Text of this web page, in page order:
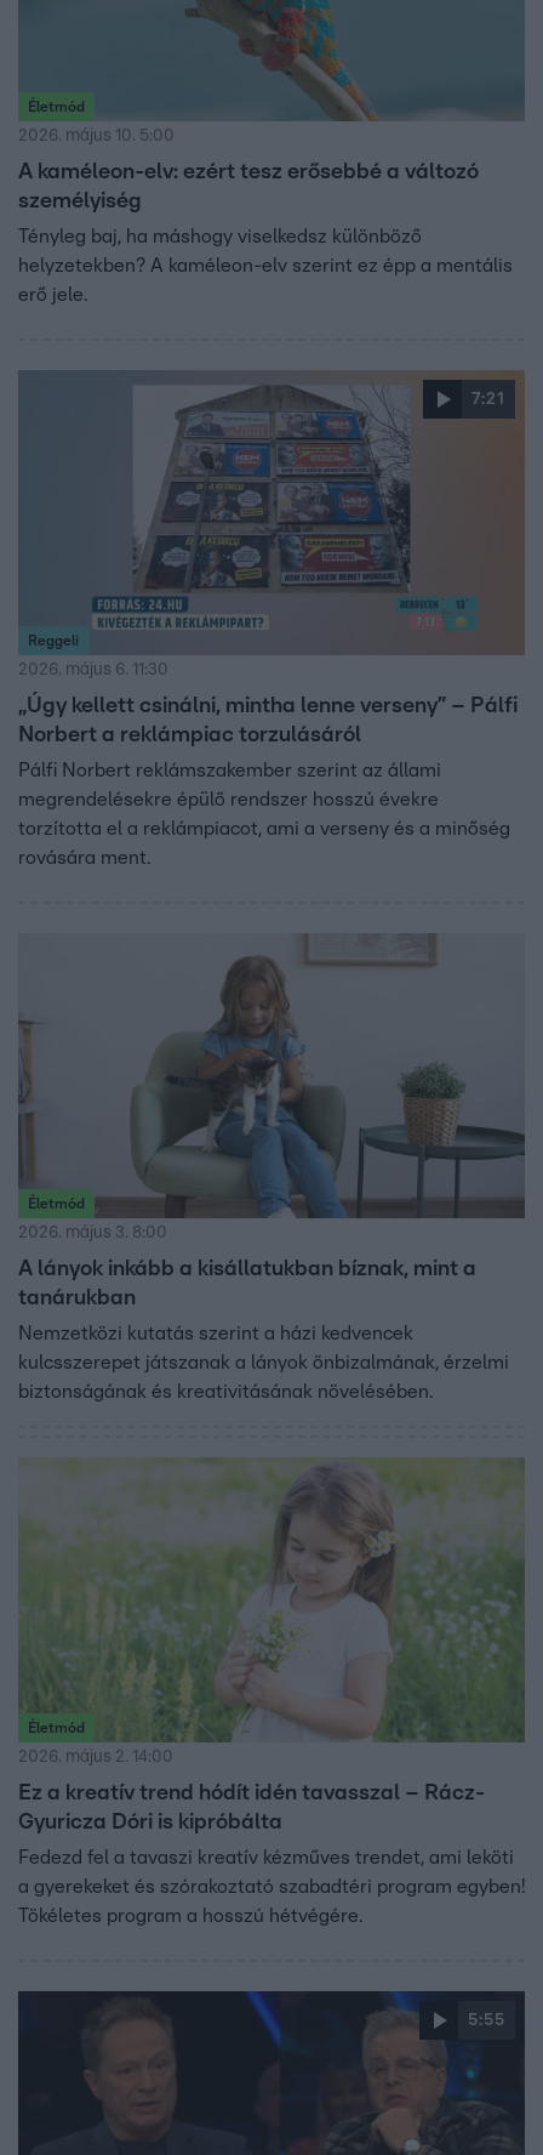
Életmód
2026. május 10. 5:00
A kaméleon-elv: ezért tesz erősebbé a változó
személyiség
Tényleg baj, ha máshogy viselkedsz különböző
helyzetekben? A kaméleon-elv szerint ez épp a mentális
erő jele.
7:21
Reggeli
2026. május 6. 11:30
„Úgy kellett csinálni, mintha lenne verseny” – Pálfi
Norbert a reklámpiac torzulásáról
Pálfi Norbert reklámszakember szerint az állami
megrendelésekre épülő rendszer hosszú évekre
torzította el a reklámpiacot, ami a verseny és a minőség
rovására ment.
Életmód
2026. május 3. 8:00
A lányok inkább a kisállatukban bíznak, mint a
tanárukban
Nemzetközi kutatás szerint a házi kedvencek
kulcsszerepet játszanak a lányok önbizalmának, érzelmi
biztonságának és kreativitásának növelésében.
Életmód
2026. május 2. 14:00
Ez a kreatív trend hódít idén tavasszal – Rácz-
Gyuricza Dóri is kipróbálta
Fedezd fel a tavaszi kreatív kézműves trendet, ami leköti
a gyerekeket és szórakoztató szabadtéri program egyben!
Tökéletes program a hosszú hétvégére.
5:55